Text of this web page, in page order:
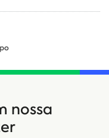
nossa
seminovos